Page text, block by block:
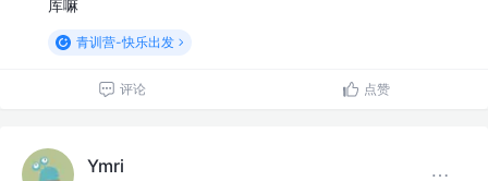
库嘛
青训营-快乐出发
评论 点赞
Ymri